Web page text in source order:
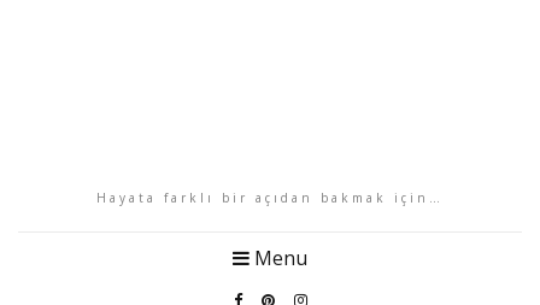
Hayata farklı bir açıdan bakmak için…
Menu